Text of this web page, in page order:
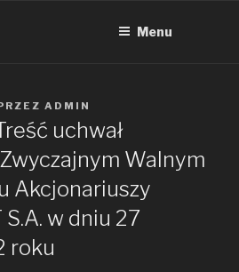
Menu
ADMIN
uchwał
Walnym
Akcjonariuszy
S.A. w dniu 27
roku